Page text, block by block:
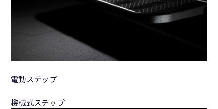
電動ステップ
機械式ステップ